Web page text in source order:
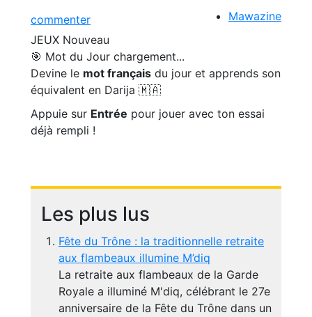
commenter
Mawazine
JEUX Nouveau
🎯 Mot du Jour chargement...
Devine le mot français du jour et apprends son
équivalent en Darija 🇲🇦
Appuie sur Entrée pour jouer avec ton essai
déjà rempli !
Les plus lus
Fête du Trône : la traditionnelle retraite
aux flambeaux illumine M’diq
La retraite aux flambeaux de la Garde
Royale a illuminé M'diq, célébrant le 27e
anniversaire de la Fête du Trône dans un